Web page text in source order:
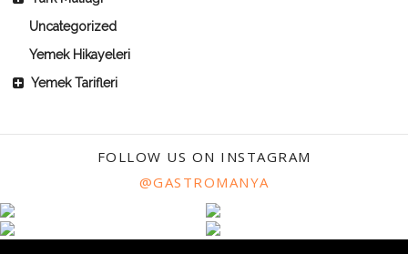
Uncategorized
Yemek Hikayeleri
Yemek Tarifleri
FOLLOW US ON INSTAGRAM
@GASTROMANYA